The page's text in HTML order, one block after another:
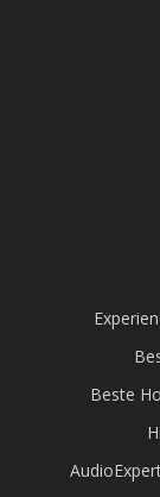
Beste